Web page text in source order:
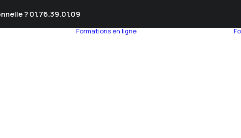
? 01.76.39.01.09
Formations en ligne